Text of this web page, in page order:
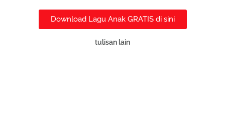
Download Lagu Anak GRATIS di sini
tulisan lain